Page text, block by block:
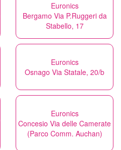
Euronics
Bergamo Via P.Ruggeri da
Stabello, 17
Euronics
Osnago Via Statale, 20/b
Euronics
Concesio Via delle Camerate
(Parco Comm. Auchan)